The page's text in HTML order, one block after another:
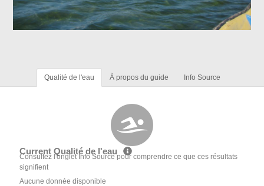
Qualité de l'eau À propos du guide Info Source
Current Qualité de l'eau
Consultez l'onglet Info Source pour comprendre ce que ces résultats
signifient
Aucune donnée disponible